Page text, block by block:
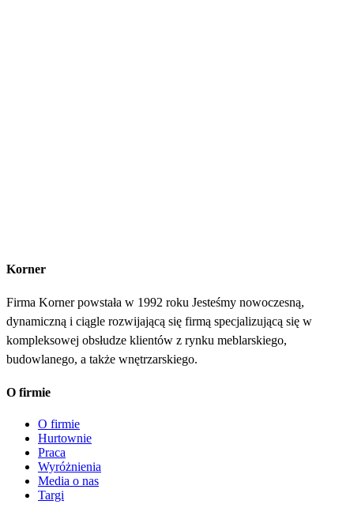
Korner
Firma Korner powstała w 1992 roku Jesteśmy nowoczesną,
dynamiczną i ciągle rozwijającą się firmą specjalizującą się w
kompleksowej obsłudze klientów z rynku meblarskiego,
budowlanego, a także wnętrzarskiego.
O firmie
O firmie
Hurtownie
Praca
Wyróżnienia
Media o nas
Targi